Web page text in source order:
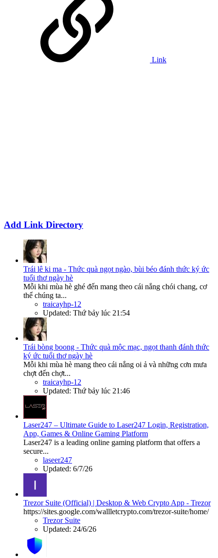
Link
Add Link Directory
Trái lê ki ma - Thức quà ngọt ngào, bùi béo đánh thức ký ức
tuổi thơ ngày hè
Mỗi khi mùa hè ghé đến mang theo cái nắng chói chang, cơ
thể chúng ta...
traicayhp-12
Updated: Thứ bảy lúc 21:54
Trái bòng boong - Thức quà mộc mạc, ngọt thanh đánh thức
ký ức tuổi thơ ngày hè
Mỗi khi mùa hè mang theo cái nắng oi ả và những cơn mưa
chợt đến chợt...
traicayhp-12
Updated: Thứ bảy lúc 21:46
Laser247 – Ultimate Guide to Laser247 Login, Registration,
App, Games & Online Gaming Platform
Laser247 is a leading online gaming platform that offers a
secure...
laseer247
Updated: 6/7/26
Trezor Suite (Official) | Desktop & Web Crypto App - Trezor
https://sites.google.com/wallletcrypto.com/trezor-suite/home/
Trezor Suite
Updated: 24/6/26